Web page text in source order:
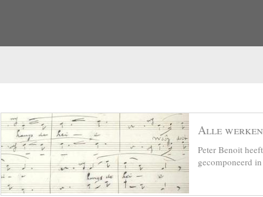
Alle werken
Peter Benoit
gecomponeerd